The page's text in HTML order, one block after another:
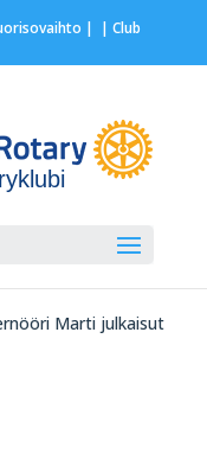
| | Club
Marti julkaisut